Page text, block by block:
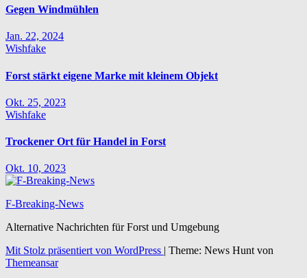
Gegen Windmühlen
Jan. 22, 2024
Wishfake
Forst stärkt eigene Marke mit kleinem Objekt
Okt. 25, 2023
Wishfake
Trockener Ort für Handel in Forst
Okt. 10, 2023
F-Breaking-News
Alternative Nachrichten für Forst und Umgebung
Mit Stolz präsentiert von WordPress
Theme: News Hunt von
Themeansar